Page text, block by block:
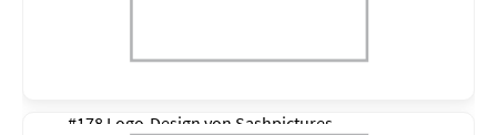
#178 Logo-Design von Sashpictures